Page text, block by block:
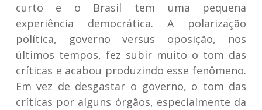
curto e o Brasil tem uma pequena
experiência democrática. A polarização
política, governo versus oposição, nos
últimos tempos, fez subir muito o tom das
críticas e acabou produzindo esse fenômeno.
Em vez de desgastar o governo, o tom das
críticas por alguns órgãos, especialmente da